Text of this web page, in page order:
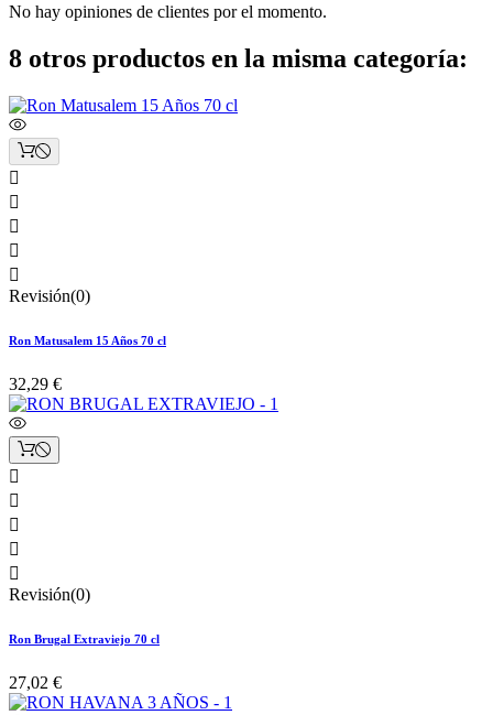
No hay opiniones de clientes por el momento.
8 otros productos en la misma categoría:





Revisión(0)
Ron Matusalem 15 Años 70 cl
32,29 €





Revisión(0)
Ron Brugal Extraviejo 70 cl
27,02 €